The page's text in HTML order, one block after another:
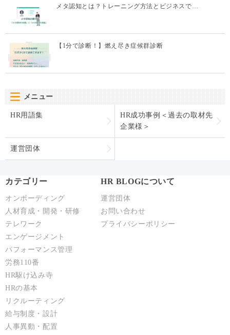
メタ認知とは？トレーニング方法とビジネスで…
【1分で診断！】燃え尽き症候群診断
メニュー
HR用語集
HR成功事例＜過去の取材先
企業様＞
運営団体
カテゴリー
オンボーディング
人材育成・開発・研修
テレワーク
エンゲージメント
パフォーマンス管理
労務110番
HR駆け込み寺
HRの基本
リクルーティング
給与制度・設計
人事異動・配置
HR BLOGについて
運営団体
お問い合わせ
プライバシーポリシー